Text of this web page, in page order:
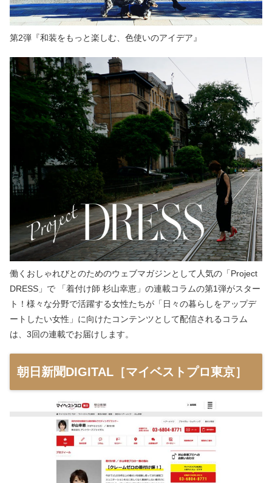
第2弾『和装をもっと楽しむ、色使いのアイデア』
働くおしゃれびとのためのウェブマガジンとして人気の「Project
DRESS」で 「着付け師 杉山幸恵」の連載コラムの第1弾がスター
ト！様々な分野で活躍する女性たちが「日々の暮らしをアップデ
ートしたい女性」に向けたコンテンツとして配信されるコラム
は、3回の連載でお届けします。
朝日新聞DIGITAL［マイベストプロ東京］